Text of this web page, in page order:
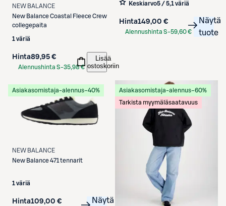
NEW BALANCE
New BalanceCoastal Fleece Crew
collegepaita
1 väriä
Hinta89,95 €
Alennushinta S-35,98 €
Lisää
ostoskoriin
Keskiarvo5 / 5,1 väriä
Hinta149,00 €
Alennushinta S-59,60 €
Näytä
tuote
Asiakasomistaja-alennus−40%
NEW BALANCE
New Balance471 tennarit
1 väriä
Hinta109,00 €
Näytä
Asiakasomistaja-alennus−60%
Tarkista myymäläsaatavuus